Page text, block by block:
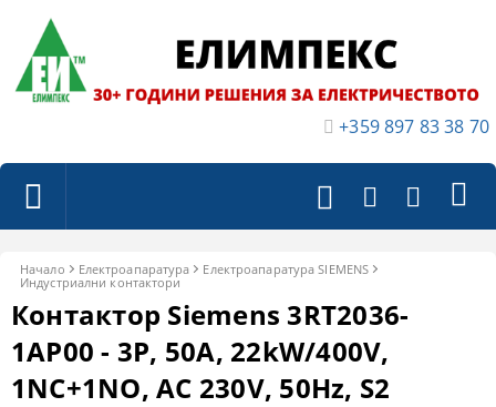
+359 897 83 38 70
Начало Електроапаратура
Електроапаратура SIEMENS
Индустриални контактори
Контактор Siemens 3RT2036-
1AP00 - 3P, 50A, 22kW/400V,
1NC+1NO, AC 230V, 50Hz, S2